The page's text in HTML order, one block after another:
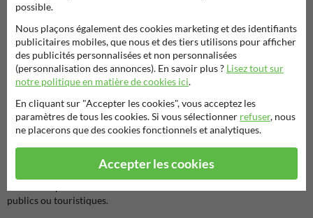
panneaux directionnels touristiquespour orienter les visiteurs
signalisation touristique complète pour structurer les accès
Cette combinaison permet de créer un parcours fluide, cohérent et
professionnel pour les visiteurs.
Des équipements robustes pour un usage extérieur
Leséquipements de mobilier extérieursont conçus pour résister aux
conditions climatiques les plus exigeantes. Bois, acier ou matériaux
composites : chaque solution garantit durabilité, stabilité et
publics ou touristiques.
possible.
Nous plaçons également des cookies marketing et des identifiants
publicitaires mobiles, que nous et des tiers utilisons pour afficher
des publicités personnalisées et non personnalisées
(personnalisation des annonces). En savoir plus ? Lisez tout sur
notre politique en matière de cookies ici.
En cliquant sur "Accepter les cookies", vous acceptez les
paramètres de tous les cookies. Si vous sélectionner refuser, nous
ne placerons que des cookies fonctionnels et analytiques.
Accepter les cookies